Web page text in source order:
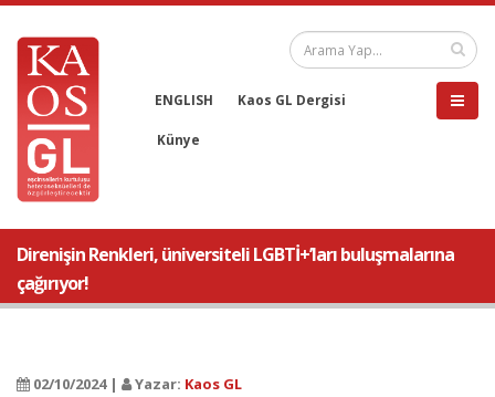
ENGLISH Kaos GL Dergisi
Künye
Direnişin Renkleri, üniversiteli LGBTİ+’ları buluşmalarına
çağırıyor!
02/10/2024 | Yazar: Kaos GL